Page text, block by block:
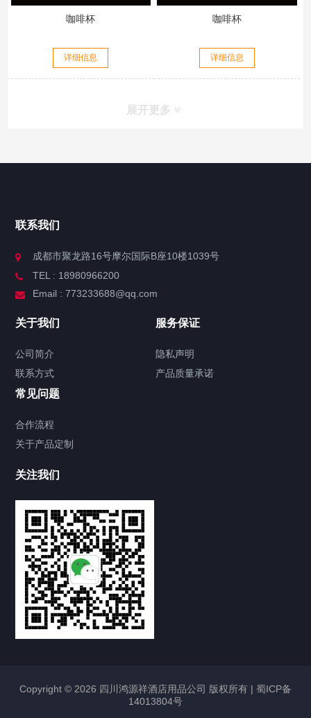
咖啡杯
详细信息
咖啡杯
详细信息
展开更多
联系我们
成都市聚龙路16号摩尔国际B座10楼1039号
TEL : 18980966200
Email : 773233688@qq.com
关于我们
公司简介
联系方式
服务保证
隐私声明
产品质量承诺
常见问题
合作流程
关于产品定制
关注我们
Copyright © 2026 四川鸿源祥酒店用品公司 版权所有 | 蜀ICP备
14013804号